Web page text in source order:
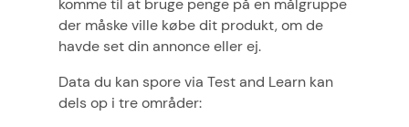
der måske ville købe dit produkt, om de
havde set din annonce eller ej.
Data du kan spore via Test and Learn kan
dels op i tre områder: